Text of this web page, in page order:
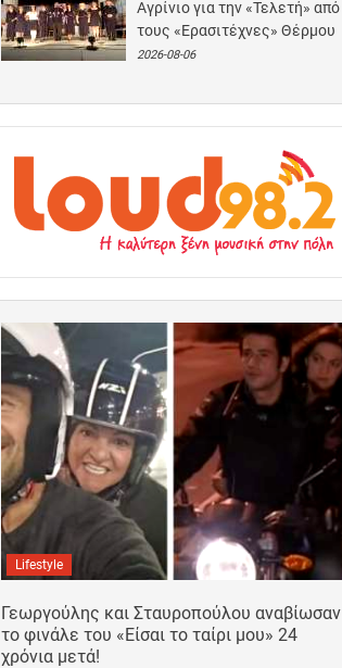
Αγρίνιο για την «Τελετή» από
τους «Ερασιτέχνες» Θέρμου
2026-08-06
Lifestyle
Γεωργούλης και Σταυροπούλου αναβίωσαν
το φινάλε του «Είσαι το ταίρι μου» 24
χρόνια μετά!